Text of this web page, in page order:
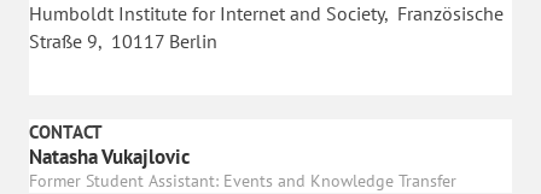
Humboldt Institute for Internet and Society, Französische
Straße 9, 10117 Berlin
CONTACT
Natasha Vukajlovic
Former Student Assistant: Events and Knowledge Transfer